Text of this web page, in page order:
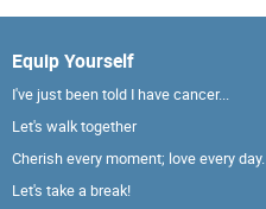
Equip Yourself
I've just been told I have cancer...
Let's walk together
Cherish every moment; love every day.
Let's take a break!